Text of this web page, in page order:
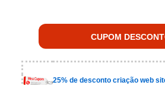
CUPOM
25% de desconto criação web